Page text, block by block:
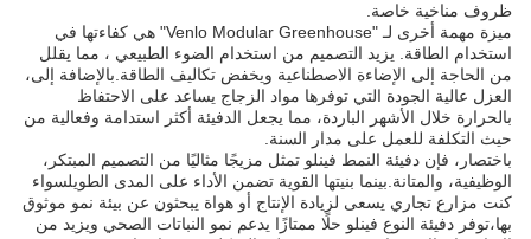
ظروف مناخية خاصة.
ميزة مهمة أخرى لـ "Venlo Modular Greenhouse" هي كفاءتها في
استخدام الطاقة. يزيد التصميم من استخدام الضوء الطبيعي ، مما يقلل
من الحاجة إلى الإضاءة الاصطناعية ويخفض تكاليف الطاقة.بالإضافة إلى،
العزل عالية الجودة التي توفرها مواد الزجاج يساعد على الاحتفاظ
بالحرارة خلال الأشهر الباردة، مما يجعل الدفيئة أكثر استدامة وفعالية من
حيث التكلفة للعمل على مدار السنة.
باختصار، فإن دفيئة النمط فينلو تمثل مزيجًا مثاليًا من التصميم المبتكر،
الوظيفية، والمتانة.بينما بنيتها القوية تضمن الأداء على المدى الطويلسواء
كنت مزارع تجاري يسعى لزيادة الإنتاج أو هواة يبحثون عن بيئة نمو موثوق
بها،توفر دفيئة النوع فينلو حلًا ممتازًا يدعم نمو النباتات الصحي ويزيد من